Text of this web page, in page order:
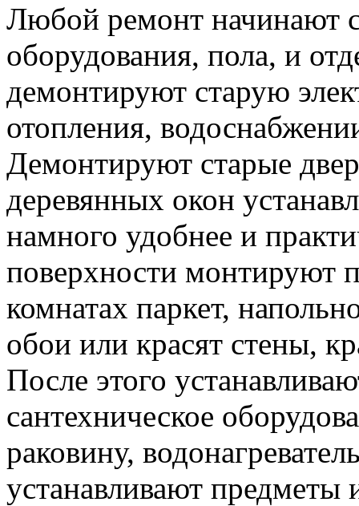
Любой ремонт начинают
оборудования, пола, и
демонтируют старую
отопления,
Демонтируют старые
деревянных окон
намного удобнее и
поверхности монтируют
комнатах паркет,
обои или красят стены,
После этого
сантехническое
раковину,
устанавливают предметы